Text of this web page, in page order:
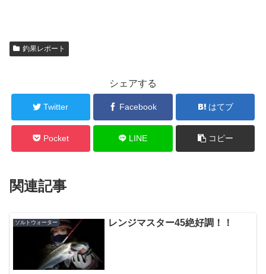
釣果レポート
シェアする
Twitter Facebook はてブ
Pocket LINE コピー
関連記事
ソルトウォーター レンジマスター45絶好調！！